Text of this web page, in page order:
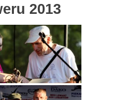
2013